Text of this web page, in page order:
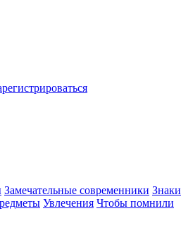
Замечательные современники Знаки
Увлечения Чтобы помнили